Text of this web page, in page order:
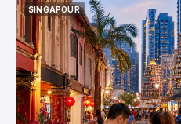
SINGAPOUR
SINGAPOUR